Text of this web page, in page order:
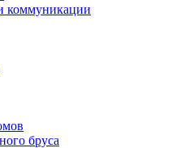
коммуникации
бруса